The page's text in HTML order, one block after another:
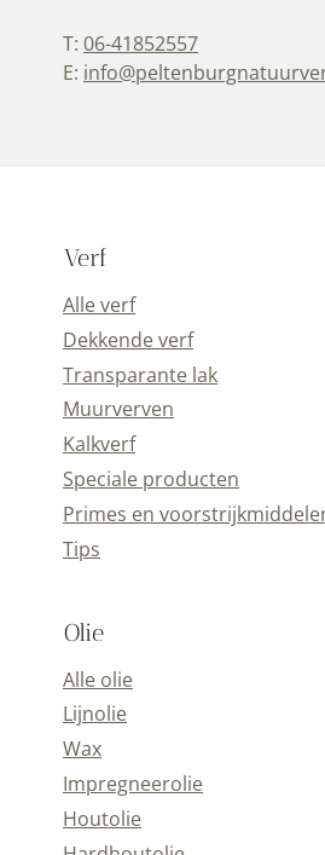
T: 06-41852557
E:
Verf
Alle verf
Dekkende verf
Transparante lak
Muurverven
Kalkverf
Speciale producten
Primes en
Tips
Olie
Alle olie
Lijnolie
Wax
Impregneerolie
Houtolie